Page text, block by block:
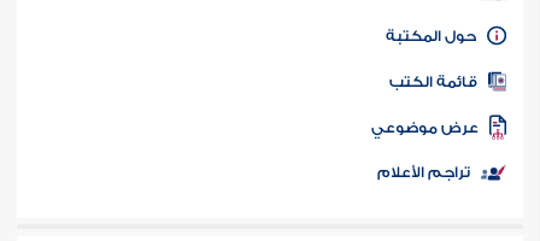
كتاب الأمة
المكتبة
الكتب
موضوعي